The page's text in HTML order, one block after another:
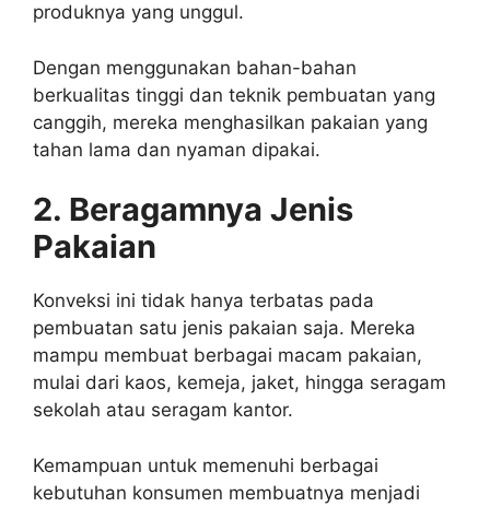
produknya yang unggul.
Dengan menggunakan bahan-bahan
berkualitas tinggi dan teknik pembuatan yang
canggih, mereka menghasilkan pakaian yang
tahan lama dan nyaman dipakai.
2. Beragamnya Jenis
Pakaian
Konveksi ini tidak hanya terbatas pada
pembuatan satu jenis pakaian saja. Mereka
mampu membuat berbagai macam pakaian,
mulai dari kaos, kemeja, jaket, hingga seragam
sekolah atau seragam kantor.
Kemampuan untuk memenuhi berbagai
kebutuhan konsumen membuatnya menjadi